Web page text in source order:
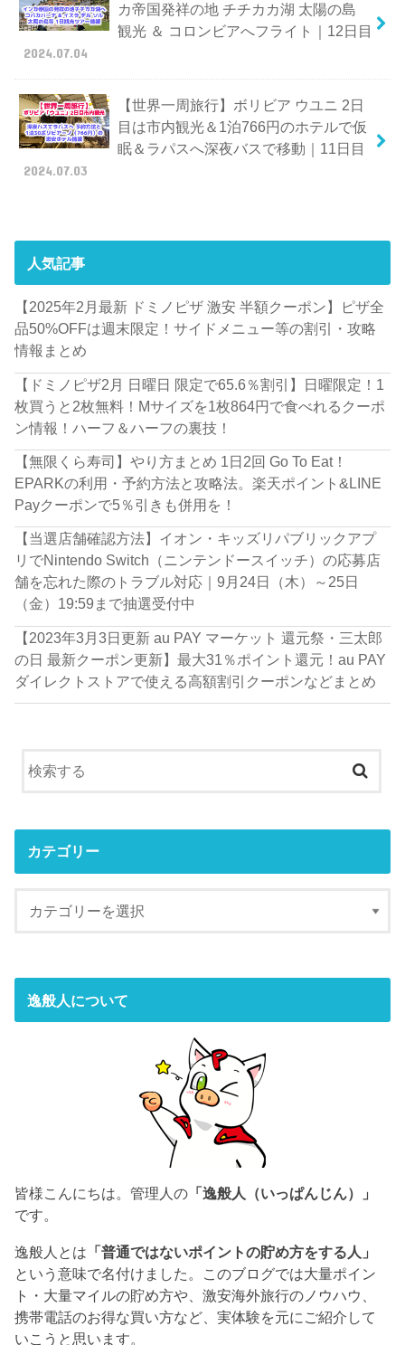
カ帝国発祥の地 チチカカ湖 太陽の島
観光 ＆ コロンビアへフライト｜12日目
2024.07.04
【世界一周旅行】ボリビア ウユニ 2日
目は市内観光＆1泊766円のホテルで仮
眠＆ラパスへ深夜バスで移動｜11日目
2024.07.03
人気記事
【2025年2月最新 ドミノピザ 激安 半額クーポン】ピザ全
品50%OFFは週末限定！サイドメニュー等の割引・攻略
情報まとめ
【ドミノピザ2月 日曜日 限定で65.6％割引】日曜限定！1
枚買うと2枚無料！Mサイズを1枚864円で食べれるクーポ
ン情報！ハーフ＆ハーフの裏技！
【無限くら寿司】やり方まとめ 1日2回 Go To Eat！
EPARKの利用・予約方法と攻略法。楽天ポイント&LINE
Payクーポンで5％引きも併用を！
【当選店舗確認方法】イオン・キッズリパブリックアプ
リでNintendo Switch（ニンテンドースイッチ）の応募店
舗を忘れた際のトラブル対応｜9月24日（木）～25日
（金）19:59まで抽選受付中
【2023年3月3日更新 au PAY マーケット 還元祭・三太郎
の日 最新クーポン更新】最大31％ポイント還元！au PAY
ダイレクトストアで使える高額割引クーポンなどまとめ
カテゴリー
逸般人について
皆様こんにちは。管理人の 「逸般人（いっぱんじん）」
です。
逸般人とは 「普通ではないポイントの貯め方をする人」
という意味で名付けました。このブログでは大量ポイン
ト・大量マイルの貯め方や、激安海外旅行のノウハウ、
携帯電話のお得な買い方など、実体験を元にご紹介して
いこうと思います。